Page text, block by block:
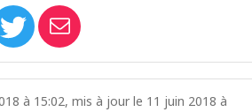
à 15:02, mis à jour le 11 juin 2018 à